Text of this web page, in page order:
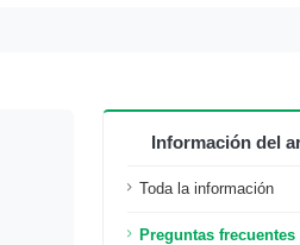
Información del
Toda la información
Preguntas frecuentes